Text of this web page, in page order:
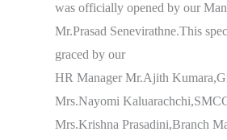
was officially opened by our
Mr.Prasad Senevirathne.This
graced by our
HR Manager Mr.Ajith
Mrs.Nayomi
Mrs.Krishna Prasadini,Branch